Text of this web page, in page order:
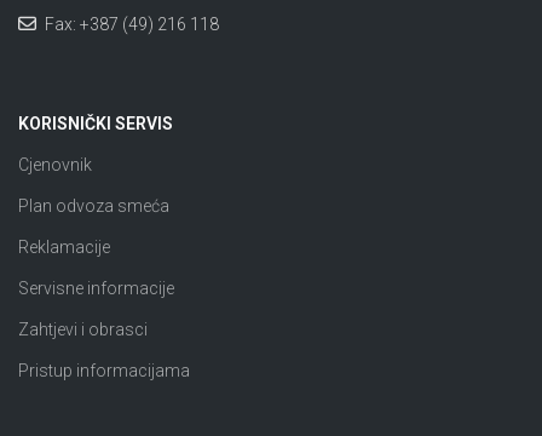
Fax: +387 (49) 216 118
KORISNIČKI SERVIS
Cjenovnik
Plan odvoza smeća
Reklamacije
Servisne informacije
Zahtjevi i obrasci
Pristup informacijama